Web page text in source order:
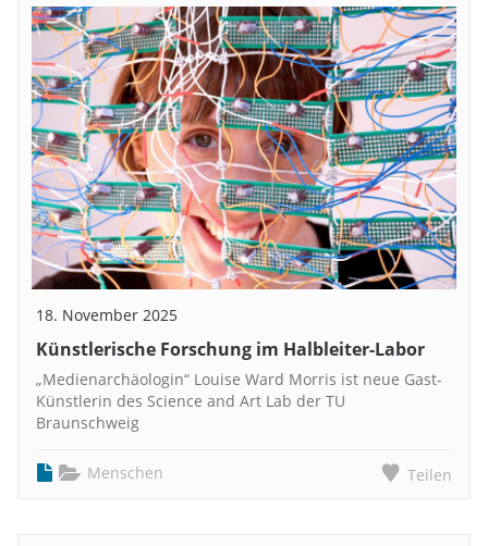
18. November 2025
Künstlerische Forschung im Halbleiter-Labor
„Medienarchäologin“ Louise Ward Morris ist neue Gast-
Künstlerin des Science and Art Lab der TU
Braunschweig
Menschen Teilen